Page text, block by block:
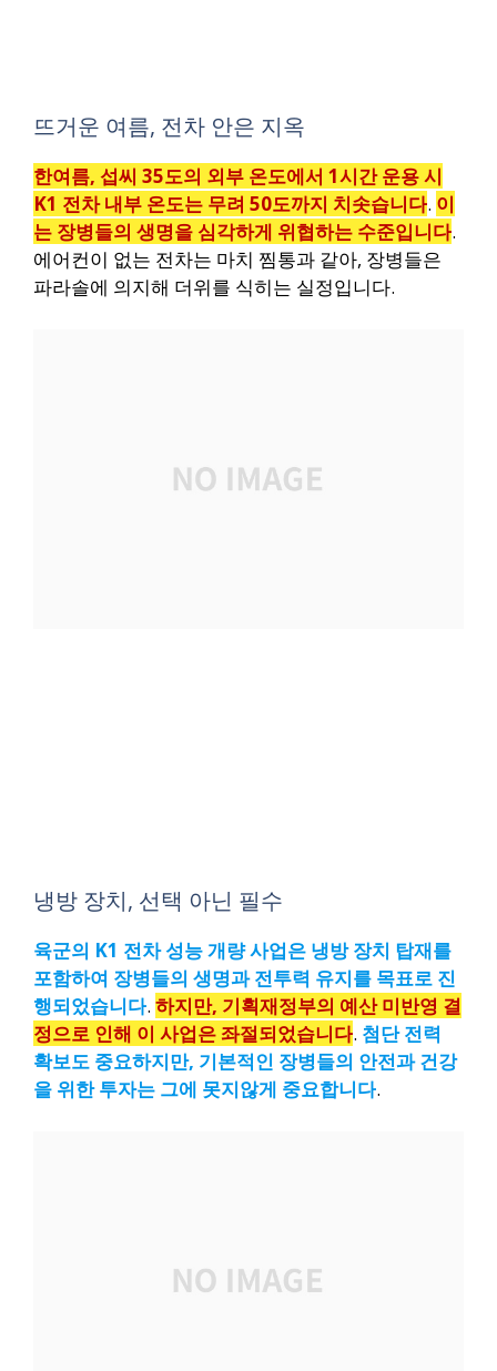
뜨거운 여름, 전차 안은 지옥
한여름, 섭씨 35도의 외부 온도에서 1시간 운용 시
K1 전차 내부 온도는 무려 50도까지 치솟습니다. 이
는 장병들의 생명을 심각하게 위협하는 수준입니다.
에어컨이 없는 전차는 마치 찜통과 같아, 장병들은
파라솔에 의지해 더위를 식히는 실정입니다.
냉방 장치, 선택 아닌 필수
육군의 K1 전차 성능 개량 사업은 냉방 장치 탑재를
포함하여 장병들의 생명과 전투력 유지를 목표로 진
행되었습니다. 하지만, 기획재정부의 예산 미반영 결
정으로 인해 이 사업은 좌절되었습니다. 첨단 전력
확보도 중요하지만, 기본적인 장병들의 안전과 건강
을 위한 투자는 그에 못지않게 중요합니다.